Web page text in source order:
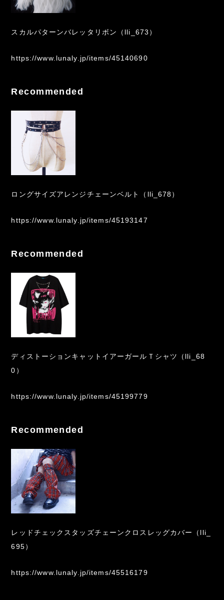
スカルパターンバレッタリボン（lli_673）
https://www.lunaly.jp/items/45140690
Recommended
ロングサイズアレンジチェーンベルト（lli_678）
https://www.lunaly.jp/items/45193147
Recommended
ディストーションキャットイアーガールＴシャツ（lli_68
0）
https://www.lunaly.jp/items/45199779
Recommended
レッドチェックスタッズチェーンクロスレッグカバー（lli_
695）
https://www.lunaly.jp/items/45516179